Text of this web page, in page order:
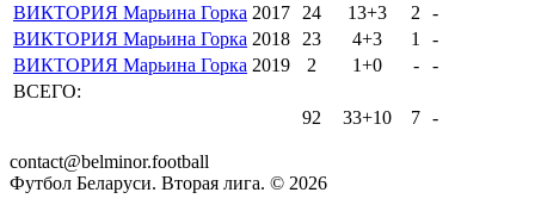
ВИКТОРИЯ Марьина Горка 2017 24 13+3 2
-
ВИКТОРИЯ Марьина Горка 2018 23 4+3 1
-
ВИКТОРИЯ Марьина Горка 2019 2 1+0 -
-
ВСЕГО:
92
33+10 7 -
contact@belminor.football
Футбол Беларуси. Вторая лига. © 2026